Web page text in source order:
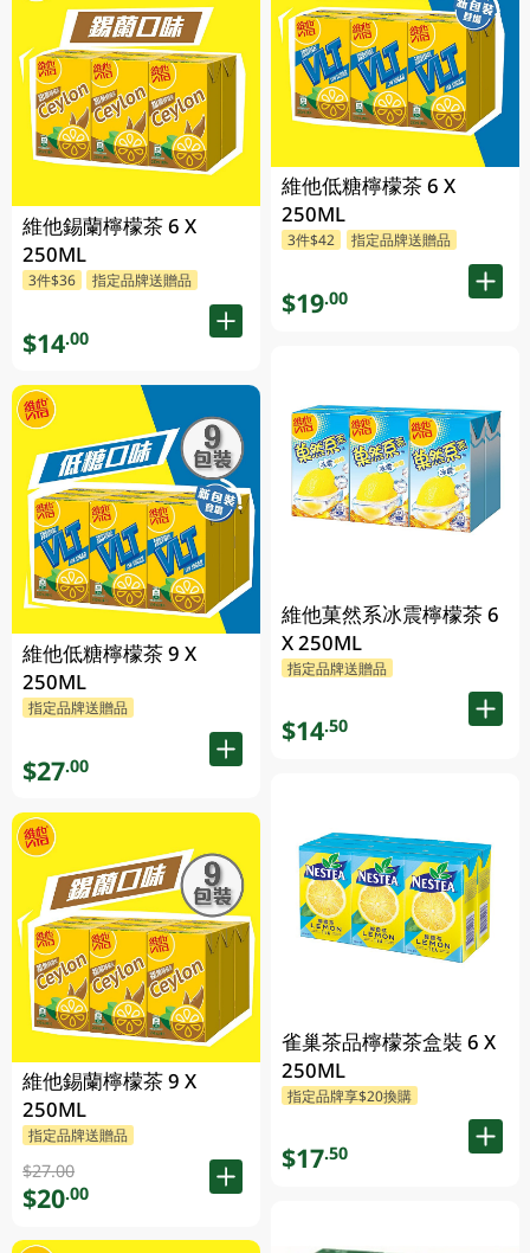
維他錫蘭檸檬茶 6 X
250ML
3件$36 指定品牌送贈品
$14.00
維他低糖檸檬茶 9 X
250ML
指定品牌送贈品
$27.00
維他錫蘭檸檬茶 9 X
250ML
指定品牌送贈品
$27.00
$20.00
維他低糖檸檬茶 6 X
250ML
3件$42 指定品牌送贈品
$19.00
維他菓然系冰震檸檬茶 6
X 250ML
指定品牌送贈品
$14.50
雀巢茶品檸檬茶盒裝 6 X
250ML
指定品牌享$20換購
$17.50